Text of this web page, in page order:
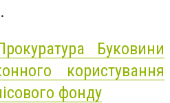
Буковини
користування
фонду